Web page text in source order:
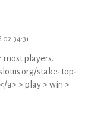
players.
stake-top-
a> > play > win >